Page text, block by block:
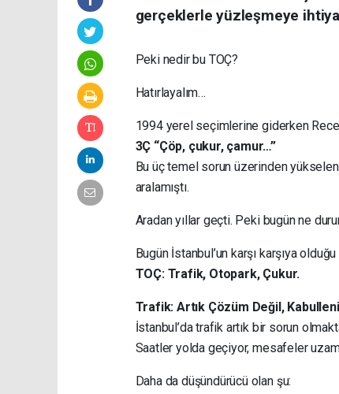
gerçeklerle yüzleşmeye
Peki nedir bu TOÇ?
Hatırlayalım…
1994 yerel seçimlerine giderken
3Ç “Çöp, çukur, çamur…”
Bu üç temel sorun üzerinden
aralamıştı.
Aradan yıllar geçti. Peki bugün ne
Bugün İstanbul’un karşı karşıya
TOÇ: Trafik, Otopark, Çukur.
Trafik: Artık Çözüm Değil,
İstanbul’da trafik artık bir sorun
Saatler yolda geçiyor, mesafeler
Daha da düşündürücü olan şu: